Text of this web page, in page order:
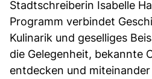
Stadtschreiberin Isabelle
Programm verbindet
Kulinarik und geselliges
die Gelegenheit, bekannte
entdecken und